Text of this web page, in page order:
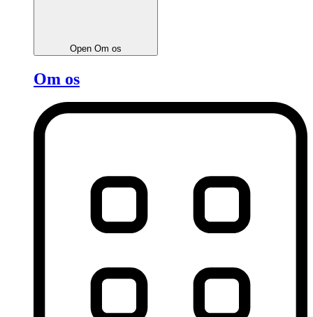
Open Om os
Om os